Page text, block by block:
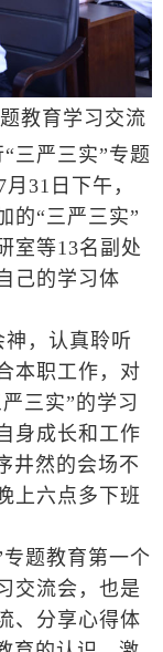
教育学习交流
严三实”专题
31日下午，
的“三严三实”
室等13名副处
己的学习体
，认真聆听
本职工作，对
三实”的学习
身成长和工作
井然的会场不
上六点多下班
题教育第一个
交流会，也是
、分享心得体